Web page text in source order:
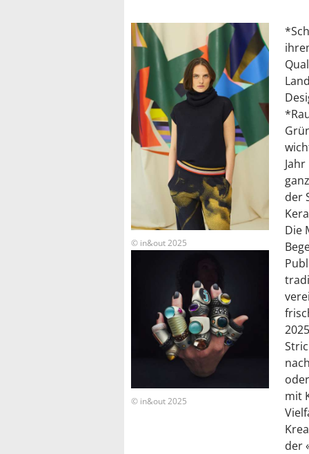
© in&out 2025
© in&out 2025
der
Die
mit
der